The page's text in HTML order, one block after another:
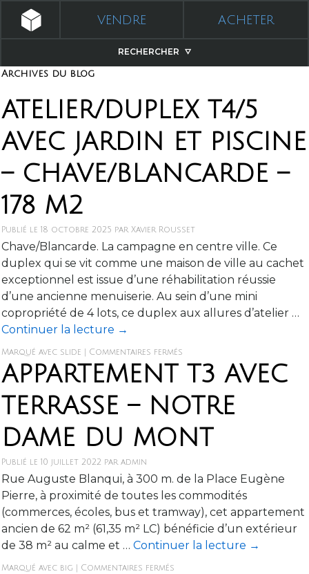
VENDRE ACHETER
RECHERCHER
Archives du blog
ATELIER/DUPLEX T4/5
AVEC JARDIN ET PISCINE
– CHAVE/BLANCARDE –
178 M2
Publié le 18 octobre 2025 par Xavier Rousset
Chave/Blancarde. La campagne en centre ville. Ce
duplex qui se vit comme une maison de ville au cachet
exceptionnel est issue d’une réhabilitation réussie
d’une ancienne menuiserie. Au sein d’une mini
copropriété de 4 lots, ce duplex aux allures d’atelier …
Continuer la lecture →
Marqué avec slide Commentaires fermés
APPARTEMENT T3 AVEC
TERRASSE – NOTRE
DAME DU MONT
Publié le 10 juillet 2022 par admin
Rue Auguste Blanqui, à 300 m. de la Place Eugène
Pierre, à proximité de toutes les commodités
(commerces, écoles, bus et tramway), cet appartement
ancien de 62 m² (61,35 m² LC) bénéficie d’un extérieur
de 38 m² au calme et … Continuer la lecture →
Marqué avec big Commentaires fermés